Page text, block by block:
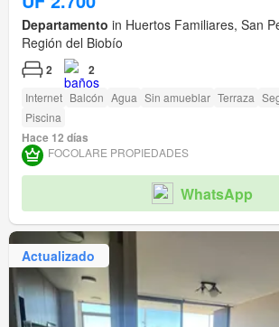
Departamento in Huertos Familiares, San
Región del Biobío
2 2
Internet Balcón Agua Sin amueblar Terraza
Piscina
Hace 12 días
FOCOLARE PROPIEDADES
WhatsApp
Actualizado